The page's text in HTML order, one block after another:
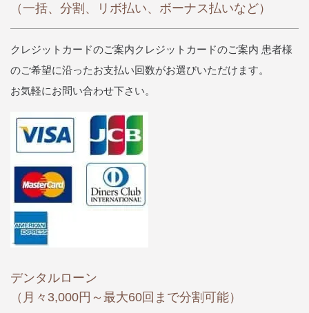
（一括、分割、リボ払い、ボーナス払いなど）
クレジットカードのご案内クレジットカードのご案内 患者様
のご希望に沿ったお支払い回数がお選びいただけます。
お気軽にお問い合わせ下さい。
デンタルローン
（月々3,000円～最大60回まで分割可能）